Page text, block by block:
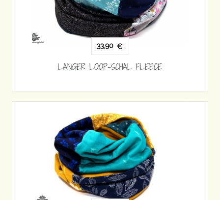
33,90 €
LANGER LOOP-SCHAL FLEECE